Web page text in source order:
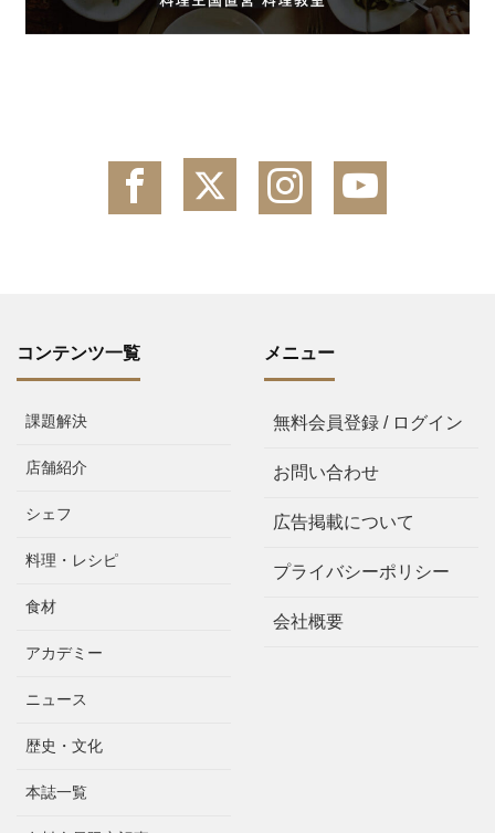
コンテンツ一覧
課題解決
店舗紹介
シェフ
料理・レシピ
食材
アカデミー
ニュース
歴史・文化
本誌一覧
メニュー
無料会員登録 / ログイン
お問い合わせ
広告掲載について
プライバシーポリシー
会社概要